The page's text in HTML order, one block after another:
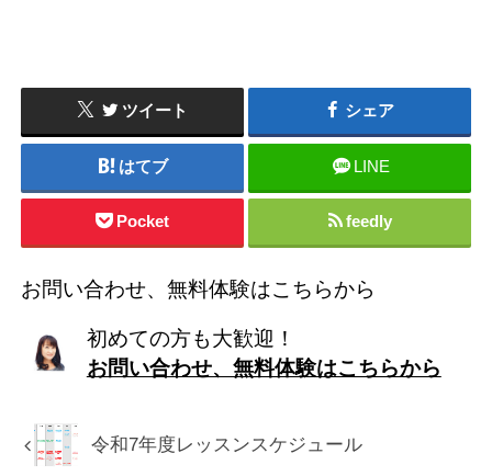
ツイート シェア
はてブ LINE
Pocket feedly
お問い合わせ、無料体験はこちらから
初めての方も大歓迎！
お問い合わせ、無料体験はこちらから
令和7年度レッスンスケジュール